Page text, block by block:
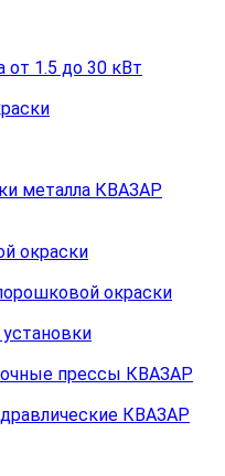
от 1.5 до 30 кВт
металла КВАЗАР
окраски
окраски
прессы КВАЗАР
КВАЗАР